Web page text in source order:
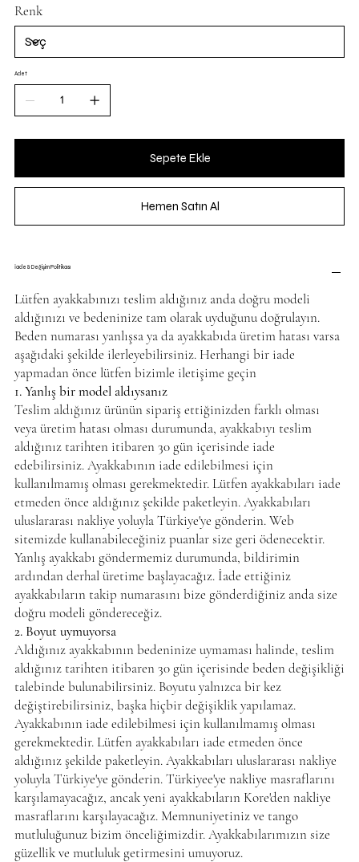
Renk
Adet
Sepete Ekle
Hemen Satın Al
İade & Değişim Politikası
Lütfen ayakkabınızı teslim aldığınız anda doğru modeli
aldığınızı ve bedeninize tam olarak uyduğunu doğrulayın.
Beden numarası yanlışsa ya da ayakkabıda üretim hatası varsa
aşağıdaki şekilde ilerleyebilirsiniz. Herhangi bir iade
yapmadan önce lütfen bizimle iletişime geçin
1. Yanlış bir model aldıysanız
Teslim aldığınız ürünün sipariş ettiğinizden farklı olması
veya üretim hatası olması durumunda, ayakkabıyı teslim
aldığınız tarihten itibaren 30 gün içerisinde iade
edebilirsiniz. Ayakkabının iade edilebilmesi için
kullanılmamış olması gerekmektedir. Lütfen ayakkabıları iade
etmeden önce aldığınız şekilde paketleyin. Ayakkabıları
uluslararası nakliye yoluyla Türkiye'ye gönderin. Web
sitemizde kullanabileceğiniz puanlar size geri ödenecektir.
Yanlış ayakkabı göndermemiz durumunda, bildirimin
ardından derhal üretime başlayacağız. İade ettiğiniz
ayakkabıların takip numarasını bize gönderdiğiniz anda size
doğru modeli göndereceğiz.
2. Boyut uymuyorsa
Aldığınız ayakkabının bedeninize uymaması halinde, teslim
aldığınız tarihten itibaren 30 gün içerisinde beden değişikliği
talebinde bulunabilirsiniz. Boyutu yalnızca bir kez
değiştirebilirsiniz, başka hiçbir değişiklik yapılamaz.
Ayakkabının iade edilebilmesi için kullanılmamış olması
gerekmektedir. Lütfen ayakkabıları iade etmeden önce
aldığınız şekilde paketleyin. Ayakkabıları uluslararası nakliye
yoluyla Türkiye'ye gönderin. Türkiyee'ye nakliye masraflarını
karşılamayacağız, ancak yeni ayakkabıların Kore'den nakliye
masraflarını karşılayacağız. Memnuniyetiniz ve tango
mutluluğunuz bizim önceliğimizdir. Ayakkabılarımızın size
güzellik ve mutluluk getirmesini umuyoruz.